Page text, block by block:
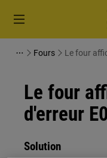
Fours Le four
Le four
d'erreur
Solution